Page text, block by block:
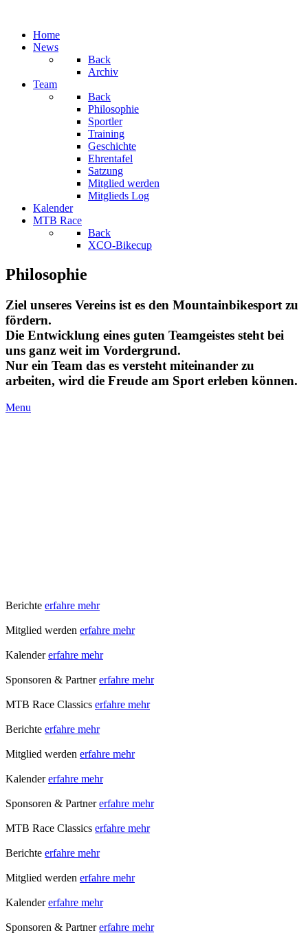
Home
News
Back
Archiv
Team
Back
Philosophie
Sportler
Training
Geschichte
Ehrentafel
Satzung
Mitglied werden
Mitglieds Log
Kalender
MTB Race
Back
XCO-Bikecup
Philosophie
Ziel unseres Vereins ist es den Mountainbikesport zu
fördern.
Die Entwicklung eines guten Teamgeistes steht bei
uns ganz weit im Vordergrund.
Nur ein Team das es versteht miteinander zu
arbeiten, wird die Freude am Sport erleben können.
Menu
Berichte erfahre mehr
Mitglied werden erfahre mehr
Kalender erfahre mehr
Sponsoren & Partner erfahre mehr
MTB Race Classics erfahre mehr
Berichte erfahre mehr
Mitglied werden erfahre mehr
Kalender erfahre mehr
Sponsoren & Partner erfahre mehr
MTB Race Classics erfahre mehr
Berichte erfahre mehr
Mitglied werden erfahre mehr
Kalender erfahre mehr
Sponsoren & Partner erfahre mehr